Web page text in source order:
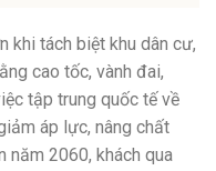
khi tách biệt khu dân cư,
cao tốc, vành đai,
tập trung quốc tế về
áp lực, nâng chất
năm 2060, khách qua